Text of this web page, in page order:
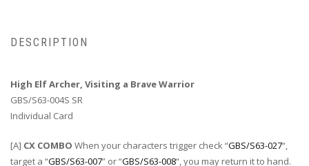
DESCRIPTION
High Elf Archer, Visiting a Brave Warrior
GBS/S63-004S SR
Individual Card
[A] CX COMBO When your characters trigger check “GBS/S63-027“,
target a “GBS/S63-007” or “GBS/S63-008“, you may return it to hand.